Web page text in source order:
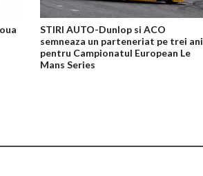
STIRI AUTO-Dunlop si ACO
semneaza un parteneriat pe trei ani
pentru Campionatul European Le
Mans Series